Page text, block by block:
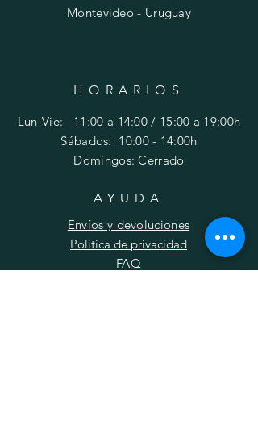
Montevideo - Uruguay
HORARIOS
Lun-Vie: 11:00 a 14:00 / 15:00 a 19:00h
​​Sábados: 10:00 - 14:00h
Domingos: Cerrado
AYUDA
Envíos y devoluciones
Política de privacidad
FAQ